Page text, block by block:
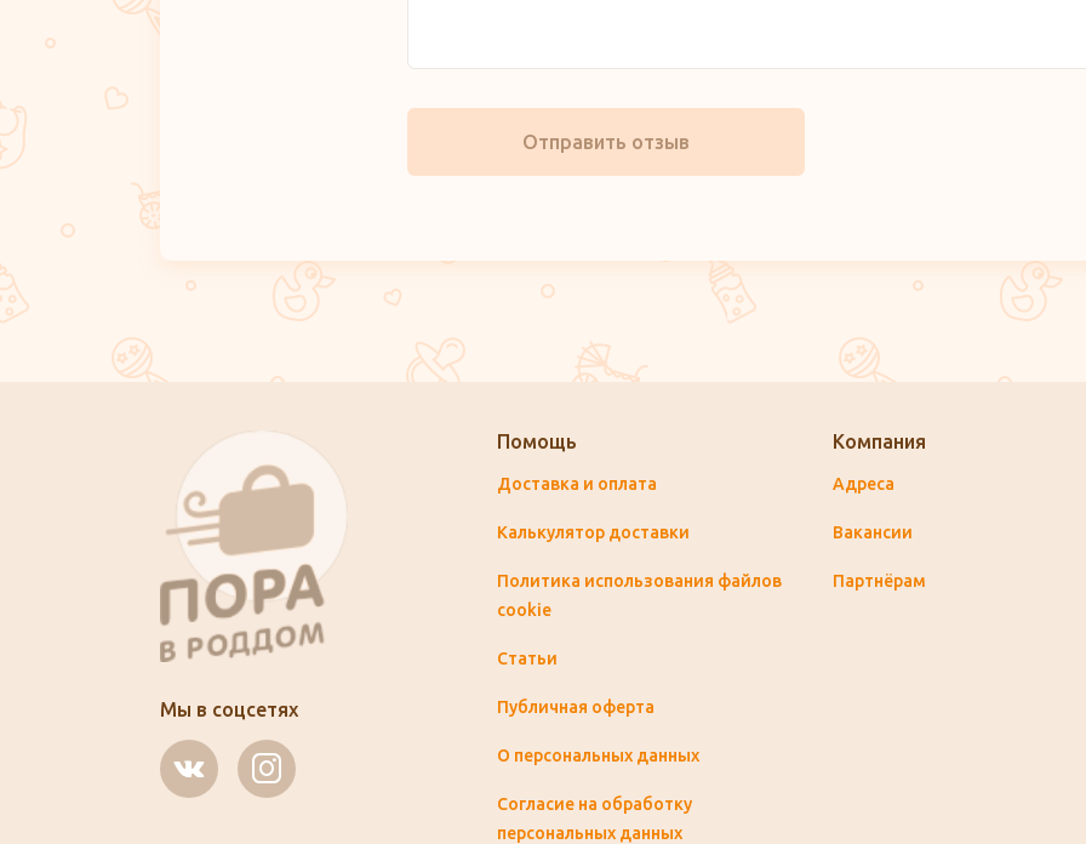
Отправить отзыв
Мы в соцсетях
Помощь
Доставка и оплата
Калькулятор доставки
Политика использования файлов
cookie
Статьи
Публичная оферта
О персональных данных
Согласие на обработку
персональных данных
Компания
Адреса
Вакансии
Партнёрам